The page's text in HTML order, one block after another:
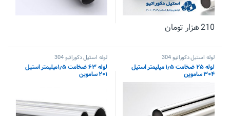
210هزار تومان
لوله استیل دکوراتیو 304
لوله ۲۵ ضخامت ۱٫۵ میلیمتر استیل
۳۰۴ ساموین
لوله استیل دکوراتیو 304
لوله ۶۳ ضخامت ۱٫۵میلیمتر استیل
۲۰۱ ساموین